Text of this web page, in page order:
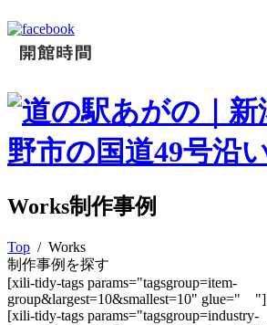
Works制作事例
Top / Works
制作事例を探す
[xili-tidy-tags params="tagsgroup=item-
group&largest=10&smallest=10" glue=" "]
[xili-tidy-tags params="tagsgroup=industry-